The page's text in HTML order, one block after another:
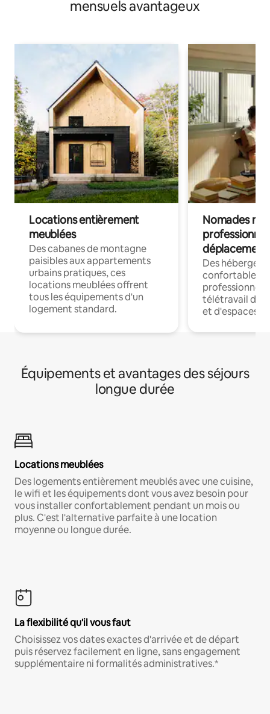
mensuels avantageux
Locations entièrement
meublées
Des cabanes de montagne
paisibles aux appartements
urbains pratiques, ces
locations meublées offrent
tous les équipements d'un
logement standard.
Nomades
déplacement
Des
confortables
professionnels
télétravail
et d'espaces
Équipements et avantages des séjours
longue durée
Locations meublées
Des logements entièrement meublés avec une cuisine,
le wifi et les équipements dont vous avez besoin pour
vous installer confortablement pendant un mois ou
plus. C'est l'alternative parfaite à une location
moyenne ou longue durée.
La flexibilité qu'il vous faut
Choisissez vos dates exactes d'arrivée et de départ
puis réservez facilement en ligne, sans engagement
supplémentaire ni formalités administratives.*